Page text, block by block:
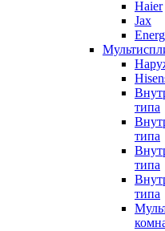
Haier
Jax
типа
типа
типа
типа